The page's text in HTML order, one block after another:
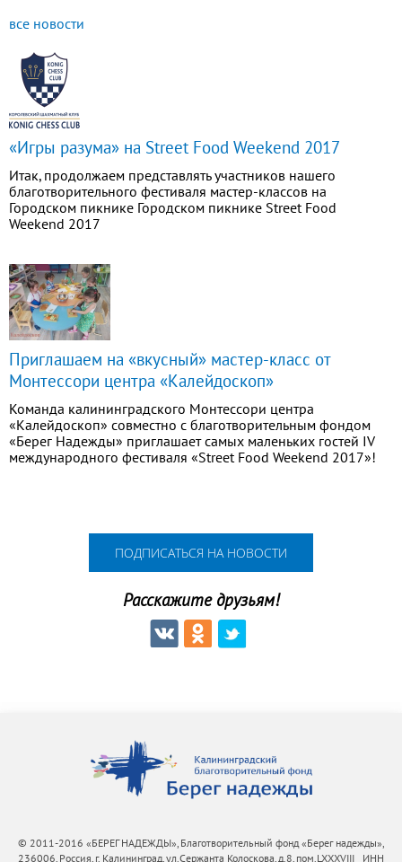
все новости
«Игры разума» на Street Food Weekend 2017
Итак, продолжаем представлять участников нашего
благотворительного фестиваля мастер-классов на
Городском пикнике Городском пикнике Street Food
Weekend 2017
Приглашаем на «вкусный» мастер-класс от
Монтессори центра «Калейдоскоп»
Команда калининградского Монтессори центра
«Калейдоскоп» совместно с благотворительным фондом
«Берег Надежды» приглашает самых маленьких гостей IV
международного фестиваля «Street Food Weekend 2017»!
ПОДПИСАТЬСЯ НА НОВОСТИ
Расскажите друзьям!
© 2011-2016 «БЕРЕГ НАДЕЖДЫ», Благотворительный фонд «Берег надежды»,
236006, Россия, г. Калининград, ул.Сержанта Колоскова, д.8, пом.LXXXVIII ИНН